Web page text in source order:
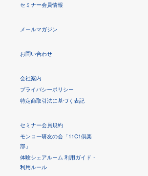
セミナー会員情報
メールマガジン
お問い合わせ
会社案内
プライバシーポリシー
特定商取引法に基づく表記
セミナー会員規約
モンロー研友の会「11C1倶楽
部」
体験シェアルーム 利用ガイド・
利用ルール